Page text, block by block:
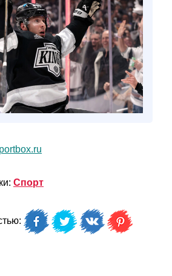
Спорт